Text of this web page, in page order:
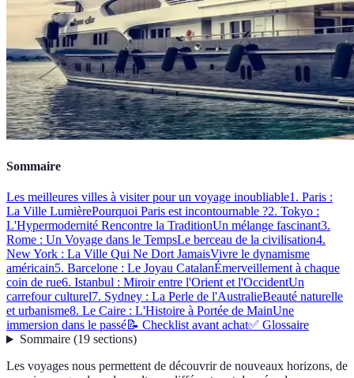
Sommaire
Les meilleures villes à visiter pour un voyage inoubliable1. Paris :
La Ville LumièrePourquoi Paris est incontournable ?2. Tokyo :
L'Hypermodernité Rencontre la TraditionUn mélange fascinant3.
Rome : Un Voyage dans le TempsLe berceau de la civilisation4.
New York : La Ville Qui Ne Dort JamaisVivre le dynamisme
américain5. Barcelone : Le Joyau CatalanÉmerveillement à chaque
coin de rue6. Istanbul : Miroir entre l'Orient et l'OccidentUn
carrefour culturel7. Sydney : La Perle de l'AustralieBeauté naturelle
et urbanisme8. Le Caire : L'Histoire à Portée de MainUne
immersion dans le passé📝 Checklist avant achat✅ Glossaire
Sommaire(19 sections)
Les voyages nous permettent de découvrir de nouveaux horizons, de